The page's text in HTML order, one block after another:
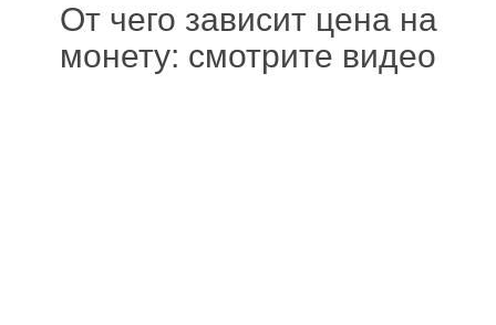
От чего зависит цена на
монету: смотрите видео